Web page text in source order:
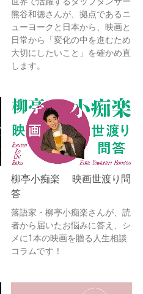
熊谷和徳さんが、拠点であるニ
ューヨークと日本から、映画と
日常から「変化の中を進むため
大切にしたいこと」を確かめ直
します。
柳亭小痴楽 映画世渡り問
答
落語家・柳亭小痴楽さんが、読
者から届いたお悩みに答え、シ
メに1本の映画を贈る人生相談
コラムです！